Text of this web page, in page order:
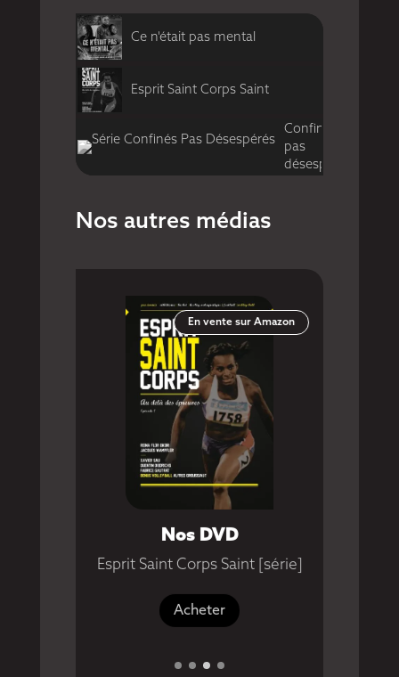
Ce n'était pas mental
Esprit Saint Corps Saint
Confinés,
pas
désespérés
Nos autres médias
En vente sur Amazon
Nos DVD
Esprit Saint Corps Saint [série]
Acheter